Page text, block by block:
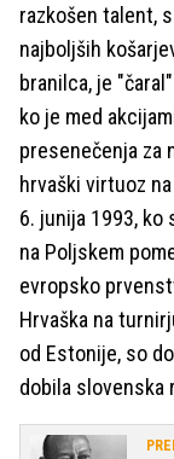
razkošen talent,
najboljših
branilca, je
ko je med
presenečenja za
hrvaški virtuoz
6. junija 1993, ko
na Poljskem
evropsko
Hrvaška na
od Estonije, so
dobila slovenska